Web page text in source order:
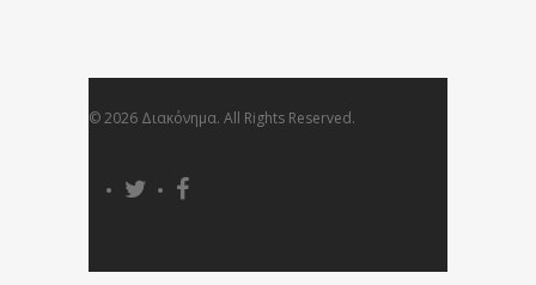
© 2026 Διακόνημα. All Rights Reserved.